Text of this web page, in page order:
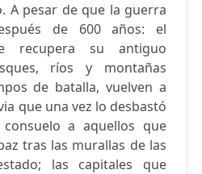
A pesar de que la guerra
de 600 años: el
recupera su antiguo
ríos y montañas
de batalla, vuelven a
que una vez lo desbastó
a aquellos que
tras las murallas de las
las capitales que